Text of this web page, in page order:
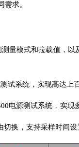
求。
量模式和拉载值，以
试系统，实现高达上
电源测试系统，实现
换，支持采样时间设